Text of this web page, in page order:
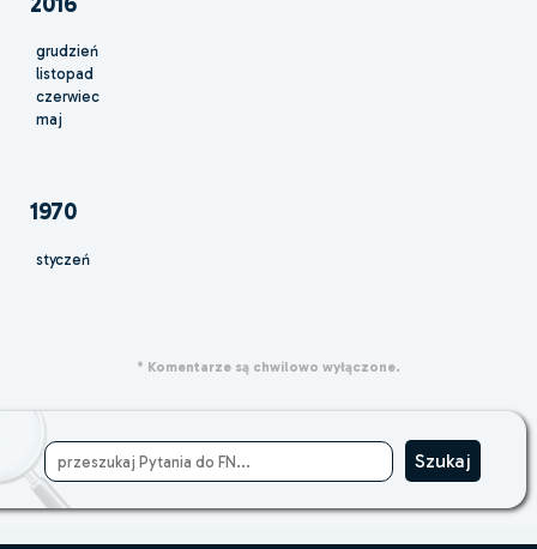
grudzień
listopad
czerwiec
maj
1970
styczeń
* Komentarze są chwilowo wyłączone.